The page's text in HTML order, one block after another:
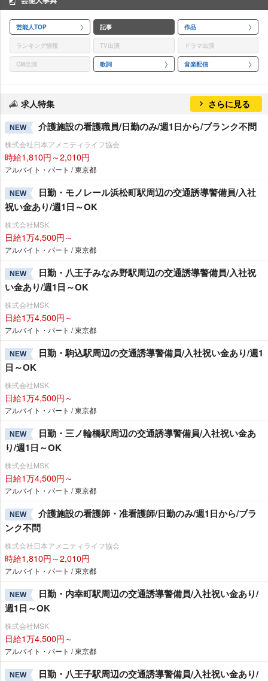
芸能人TOP 記事 作品
ランキング情報 TV出演 ドラマ出演
CM出演 歌詞 音楽配信
求人特集 さらに見る
NEW 介護施設の看護職員/日勤のみ/週1日から/ブランク不問
株式会社日本アメニティライフ協会
時給1,810円～2,010円
アルバイト・パート / 東京都
NEW
日勤・モノレール浜松町駅周辺の交通誘導警備員/入社
祝い金あり/週1日～OK
株式会社MSK
日給1万4,500円～
アルバイト・パート / 東京都
NEW
日勤・八王子みなみ野駅周辺の交通誘導警備員/入社祝
い金あり/週1日～OK
株式会社MSK
日給1万4,500円～
アルバイト・パート / 東京都
NEW
日勤・駒込駅周辺の交通誘導警備員/入社祝い金あり/週1
日～OK
株式会社MSK
日給1万4,500円～
アルバイト・パート / 東京都
NEW
日勤・三ノ輪橋駅周辺の交通誘導警備員/入社祝い金あ
り/週1日～OK
株式会社MSK
日給1万4,500円～
アルバイト・パート / 東京都
NEW
介護施設の看護師・准看護師/日勤のみ/週1日から/ブラ
ンク不問
株式会社日本アメニティライフ協会
時給1,810円～2,010円
アルバイト・パート / 東京都
NEW
日勤・内幸町駅周辺の交通誘導警備員/入社祝い金あり/
週1日～OK
株式会社MSK
日給1万4,500円～
アルバイト・パート / 東京都
NEW 日勤・八王子駅周辺の交通誘導警備員/入社祝い金あり/